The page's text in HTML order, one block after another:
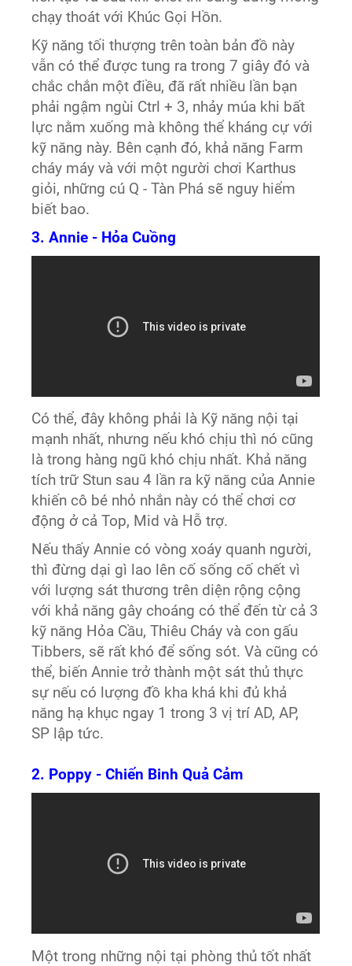
chạy thoát với Khúc Gọi Hồn.
Kỹ năng tối thượng trên toàn bản đồ này
vẫn có thể được tung ra trong 7 giây đó và
chắc chắn một điều, đã rất nhiều lần bạn
phải ngậm ngùi Ctrl + 3, nhảy múa khi bất
lực nằm xuống mà không thể kháng cự với
kỹ năng này. Bên cạnh đó, khả năng Farm
cháy máy và với một người chơi Karthus
giỏi, những cú Q - Tàn Phá sẽ nguy hiểm
biết bao.
3. Annie - Hỏa Cuồng
Có thể, đây không phải là Kỹ năng nội tại
mạnh nhất, nhưng nếu khó chịu thì nó cũng
là trong hàng ngũ khó chịu nhất. Khả năng
tích trữ Stun sau 4 lần ra kỹ năng của Annie
khiến cô bé nhỏ nhắn này có thể chơi cơ
động ở cả Top, Mid và Hỗ trợ.
Nếu thấy Annie có vòng xoáy quanh người,
thì đừng dại gì lao lên cố sống cố chết vì
với lượng sát thương trên diện rộng cộng
với khả năng gây choáng có thể đến từ cả 3
kỹ năng Hỏa Cầu, Thiêu Cháy và con gấu
Tibbers, sẽ rất khó để sống sót. Và cũng có
thể, biến Annie trở thành một sát thủ thực
sự nếu có lượng đồ kha khá khi đủ khả
năng hạ khục ngay 1 trong 3 vị trí AD, AP,
SP lập tức.
2. Poppy - Chiến Binh Quả Cảm
Một trong những nội tại phòng thủ tốt nhất